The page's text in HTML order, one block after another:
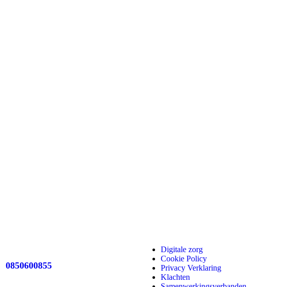
0850600855
Digitale zorg
Cookie Policy
Privacy Verklaring
Klachten